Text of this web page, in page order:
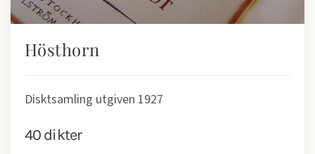
Hösthorn
Disktsamling utgiven 1927
40 dikter